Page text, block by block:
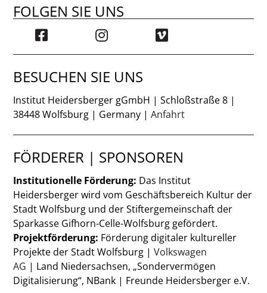
FOLGEN SIE UNS
BESUCHEN SIE UNS
Institut Heidersberger gGmbH | Schloßstraße 8 |
38448 Wolfsburg | Germany |Anfahrt
FÖRDERER | SPONSOREN
Institutionelle Förderung: Das Institut
Heidersberger wird vom Geschäftsbereich Kultur der
Stadt Wolfsburg und der Stiftergemeinschaft der
Sparkasse Gifhorn-Celle-Wolfsburg gefördert.
Projektförderung: Förderung digitaler kultureller
Projekte der Stadt Wolfsburg |Volkswagen
AG | Land Niedersachsen, „Sondervermögen
Digitalisierung“, NBank | Freunde Heidersberger e.V.